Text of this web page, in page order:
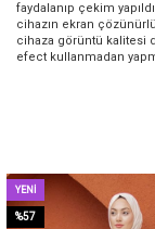
faydalanıp çekim
cihazın ekran
cihaza görüntü kalitesi
efect kullanmadan
%57
YENI
ÜRÜN